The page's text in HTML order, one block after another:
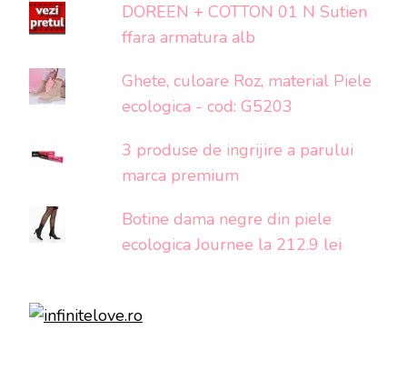
DOREEN + COTTON 01 N Sutien
ffara armatura alb
Ghete, culoare Roz, material Piele
ecologica - cod: G5203
3 produse de ingrijire a parului
marca premium
Botine dama negre din piele
ecologica Journee la 212.9 lei